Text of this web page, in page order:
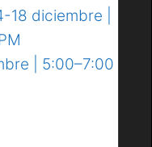
diciembre |
| 5:00–7:00